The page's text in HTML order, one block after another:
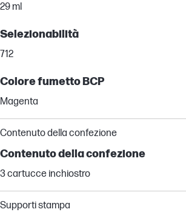
29 ml
Selezionabilità
712
Colore fumetto BCP
Magenta
Contenuto della confezione
Contenuto della confezione
3 cartucce inchiostro
Supporti stampa